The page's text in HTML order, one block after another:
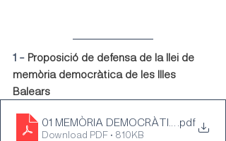
1 - Proposició de defensa de la llei de
memòria democràtica de les Illes
Balears
01 MEMÒRIA DEMOCRÀTICA.pdf
Download PDF • 810KB